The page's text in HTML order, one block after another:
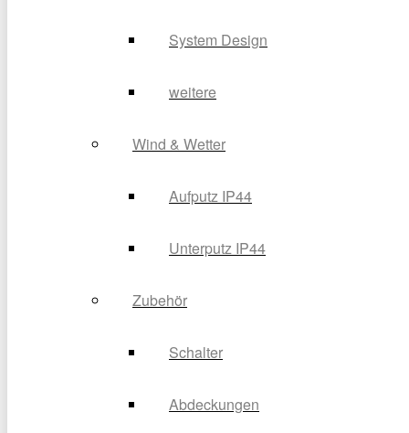
System Design
weitere
Wind & Wetter
Aufputz IP44
Unterputz IP44
Zubehör
Schalter
Abdeckungen